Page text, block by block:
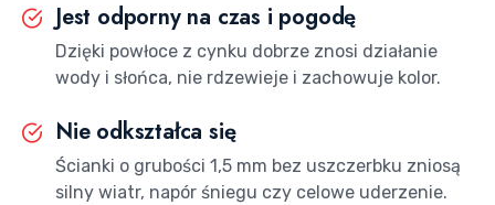
Jest odporny na czas i pogodę
Dzięki powłoce z cynku dobrze znosi działanie
wody i słońca, nie rdzewieje i zachowuje kolor.
Nie odkształca się
Ścianki o grubości 1,5 mm bez uszczerbku zniosą
silny wiatr, napór śniegu czy celowe uderzenie.